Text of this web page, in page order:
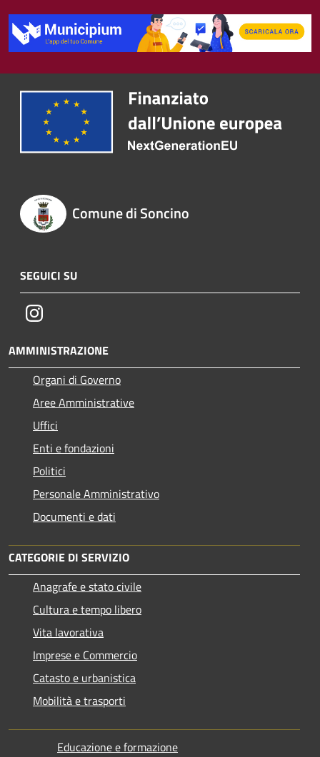
Comune di Soncino
SEGUICI SU
Instagram
AMMINISTRAZIONE
Organi di Governo
Aree Amministrative
Uffici
Enti e fondazioni
Politici
Personale Amministrativo
Documenti e dati
CATEGORIE DI SERVIZIO
Anagrafe e stato civile
Cultura e tempo libero
Vita lavorativa
Imprese e Commercio
Catasto e urbanistica
Mobilità e trasporti
Educazione e formazione